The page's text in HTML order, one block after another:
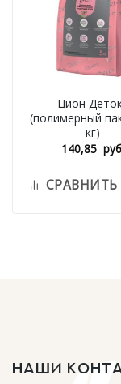
Цион
(полимерный
кг)
140,85
СРАВНИТЬ
НАШИ